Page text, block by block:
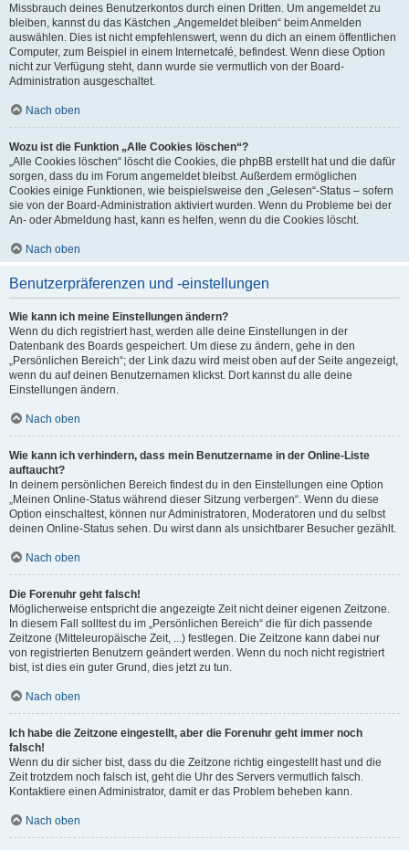
Missbrauch deines Benutzerkontos durch einen Dritten. Um angemeldet zu
bleiben, kannst du das Kästchen „Angemeldet bleiben“ beim Anmelden
auswählen. Dies ist nicht empfehlenswert, wenn du dich an einem öffentlichen
Computer, zum Beispiel in einem Internetcafé, befindest. Wenn diese Option
nicht zur Verfügung steht, dann wurde sie vermutlich von der Board-
Administration ausgeschaltet.
Nach oben
Wozu ist die Funktion „Alle Cookies löschen“?
„Alle Cookies löschen“ löscht die Cookies, die phpBB erstellt hat und die dafür
sorgen, dass du im Forum angemeldet bleibst. Außerdem ermöglichen
Cookies einige Funktionen, wie beispielsweise den „Gelesen“-Status – sofern
sie von der Board-Administration aktiviert wurden. Wenn du Probleme bei der
An- oder Abmeldung hast, kann es helfen, wenn du die Cookies löscht.
Nach oben
Benutzerpräferenzen und -einstellungen
Wie kann ich meine Einstellungen ändern?
Wenn du dich registriert hast, werden alle deine Einstellungen in der
Datenbank des Boards gespeichert. Um diese zu ändern, gehe in den
„Persönlichen Bereich“; der Link dazu wird meist oben auf der Seite angezeigt,
wenn du auf deinen Benutzernamen klickst. Dort kannst du alle deine
Einstellungen ändern.
Nach oben
Wie kann ich verhindern, dass mein Benutzername in der Online-Liste
auftaucht?
In deinem persönlichen Bereich findest du in den Einstellungen eine Option
„Meinen Online-Status während dieser Sitzung verbergen“. Wenn du diese
Option einschaltest, können nur Administratoren, Moderatoren und du selbst
deinen Online-Status sehen. Du wirst dann als unsichtbarer Besucher gezählt.
Nach oben
Die Forenuhr geht falsch!
Möglicherweise entspricht die angezeigte Zeit nicht deiner eigenen Zeitzone.
In diesem Fall solltest du im „Persönlichen Bereich“ die für dich passende
Zeitzone (Mitteleuropäische Zeit, ...) festlegen. Die Zeitzone kann dabei nur
von registrierten Benutzern geändert werden. Wenn du noch nicht registriert
bist, ist dies ein guter Grund, dies jetzt zu tun.
Nach oben
Ich habe die Zeitzone eingestellt, aber die Forenuhr geht immer noch
falsch!
Wenn du dir sicher bist, dass du die Zeitzone richtig eingestellt hast und die
Zeit trotzdem noch falsch ist, geht die Uhr des Servers vermutlich falsch.
Kontaktiere einen Administrator, damit er das Problem beheben kann.
Nach oben